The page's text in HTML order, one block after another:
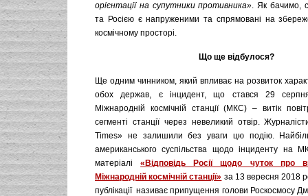
орієнтації на супутники противника». Як бачимо,
та Росією є напруженими та спрямовані на
космічному просторі.
Що ще відбулося?
Ще одним чинником, який впливає на розвиток
обох держав, є інцидент, що стався 29
Міжнародній космічній станції (МКС) – витік
сегменті станції через невеликий отвір.
Times» не залишили без уваги цю подію.
американського суспільства щодо інциденту на
матеріалі«Відповідь Росії щодо чуток про
Міжнародній космічній станції» за 13 вересня 2018
публікації називає припущення голови Роскосмосу